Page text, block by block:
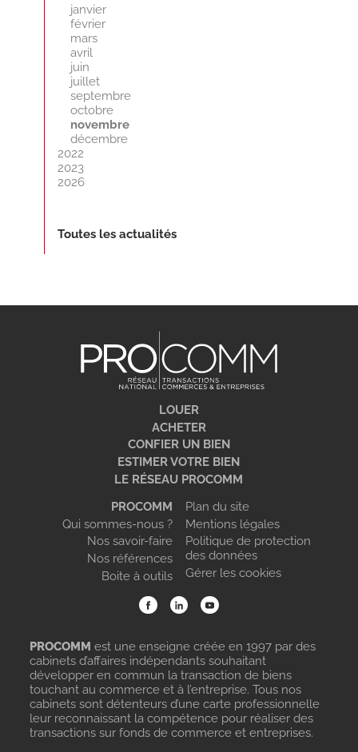
janvier
février
mars
avril
juin
juillet
septembre
octobre
novembre
décembre
2022
2023
2026
Toutes les actualités
LOUER
ACHETER
CONFIER UN BIEN
ESTIMER VOTRE BIEN
LE RÉSEAU PROCOMM
PROCOMM
Qui sommes-nous ?
Nos savoir-faire
Nos références
Boite à outils
Plan du site
Mentions légales
Politique de protection
des données
Gérer les cookies
PROCOMM est une enseigne créée en 1997 par des
cabinets d’affaires indépendants souhaitant
développer en commun la transaction de biens
touchant au commerce et à l’entreprise. Tous nos
cabinets sont détenteurs d’une carte professionnelle
leur reconnaissant la compétence pour réaliser des
transactions sur fonds de commerce et entreprises.